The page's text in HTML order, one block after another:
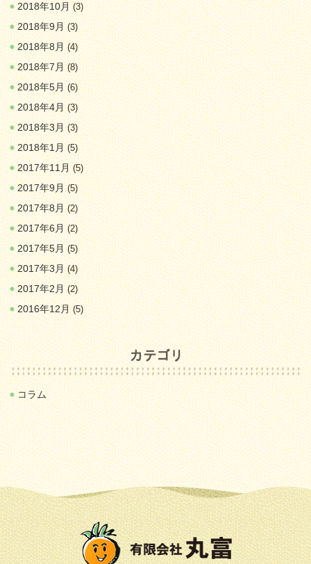
2018年10月(3)
2018年9月(3)
2018年8月(4)
2018年7月(8)
2018年5月(6)
2018年4月(3)
2018年3月(3)
2018年1月(5)
2017年11月(5)
2017年9月(5)
2017年8月(2)
2017年6月(2)
2017年5月(5)
2017年3月(4)
2017年2月(2)
2016年12月(5)
コラム